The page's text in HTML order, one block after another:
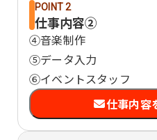
POINT 2
仕事内容②
④音楽制作
⑤データ入力
⑥イベントスタッフ
仕事内容